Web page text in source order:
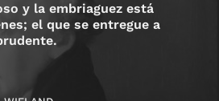
y la embriaguez está
el que se entregue a